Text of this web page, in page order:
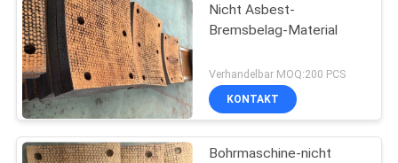
Nicht Asbest-
Bremsbelag-Material
Verhandelbar MOQ:200 PCS
KONTAKT
Bohrmaschine-nicht